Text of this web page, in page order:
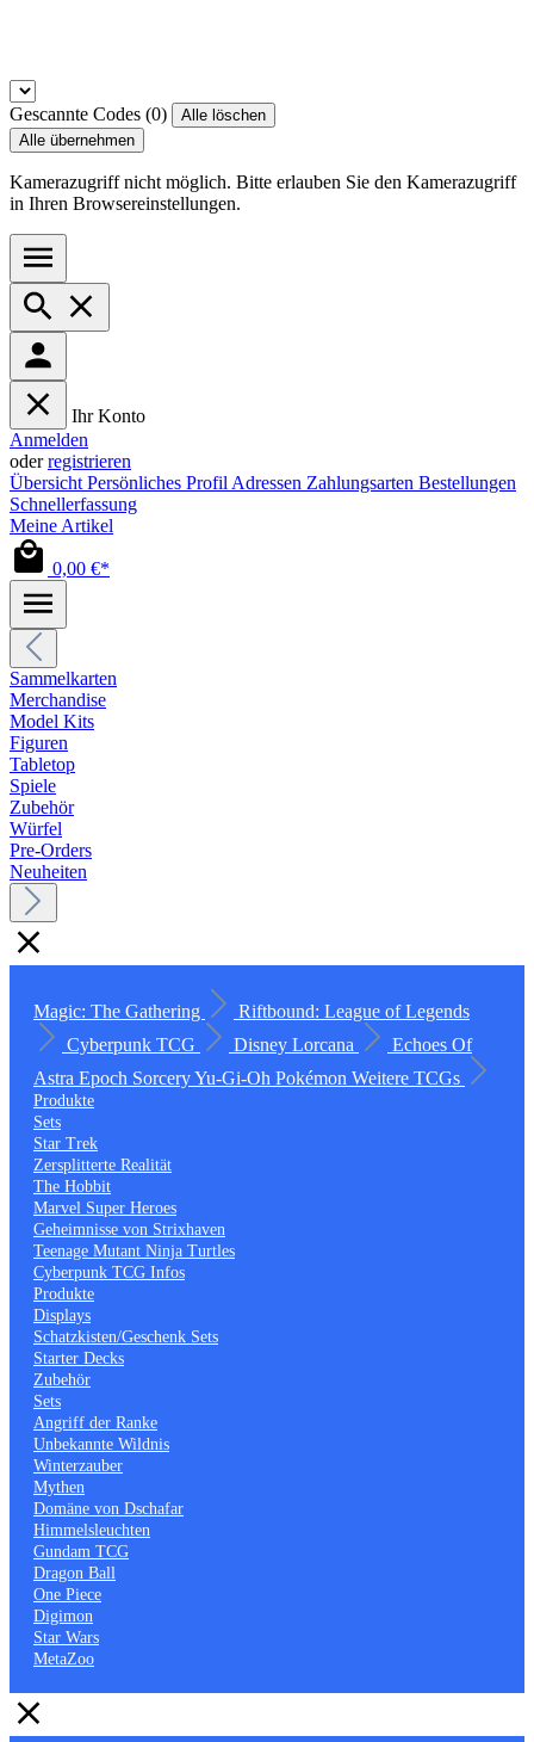
Gescannte Codes (0)
Alle löschen
Alle übernehmen
Kamerazugriff nicht möglich. Bitte erlauben Sie den Kamerazugriff
in Ihren Browsereinstellungen.
Ihr Konto
Anmelden
oderregistrieren
Übersicht Persönliches Profil Adressen Zahlungsarten Bestellungen
Schnellerfassung
Meine Artikel
0,00 €*
Sammelkarten
Merchandise
Model Kits
Figuren
Tabletop
Spiele
Zubehör
Würfel
Pre-Orders
Neuheiten
Magic: The Gathering
Riftbound: League of Legends
Cyberpunk TCG
Disney Lorcana
Echoes Of
Astra Epoch SorceryYu-Gi-Oh Pokémon Weitere TCGs
Produkte
Sets
Star Trek
Zersplitterte Realität
The Hobbit
Marvel Super Heroes
Geheimnisse von Strixhaven
Teenage Mutant Ninja Turtles
Cyberpunk TCG Infos
Produkte
Displays
Schatzkisten/Geschenk Sets
Starter Decks
Zubehör
Sets
Angriff der Ranke
Unbekannte Wildnis
Winterzauber
Mythen
Domäne von Dschafar
Himmelsleuchten
Gundam TCG
Dragon Ball
One Piece
Digimon
Star Wars
MetaZoo